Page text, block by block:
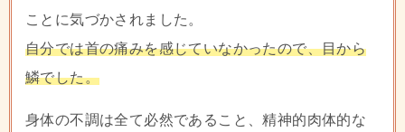
ことに気づかされました。
自分では首の痛みを感じていなかったので、目から
鱗でした。
身体の不調は全て必然であること、精神的肉体的な